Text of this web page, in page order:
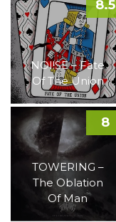
NOI!SE – Fate
Of The Union
8.5
TOWERING –
The Oblation
Of Man
8